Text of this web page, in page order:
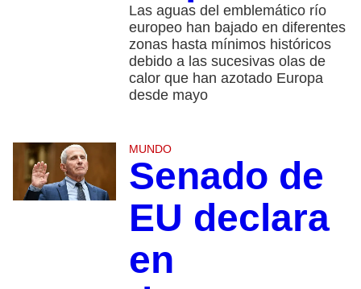
Las aguas del emblemático río
europeo han bajado en diferentes
zonas hasta mínimos históricos
debido a las sucesivas olas de
calor que han azotado Europa
desde mayo
MUNDO
Senado de
EU declara
en